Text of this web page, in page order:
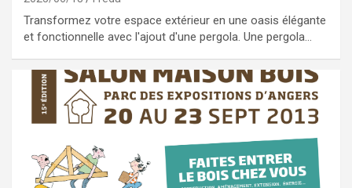
Transformez votre espace extérieur en une oasis élégante
et fonctionnelle avec l'ajout d'une pergola. Une pergola…